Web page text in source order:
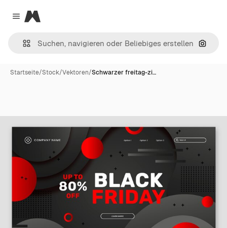
Close menu
Magnific
Nach
Startseite/Stock/Vektoren/Schwarzer freitag-zi…